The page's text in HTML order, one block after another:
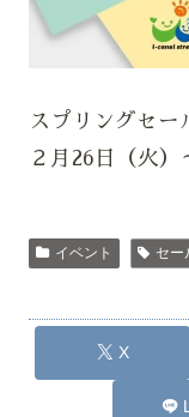
スプリングセー
２月26日（火）
イベント セー
X